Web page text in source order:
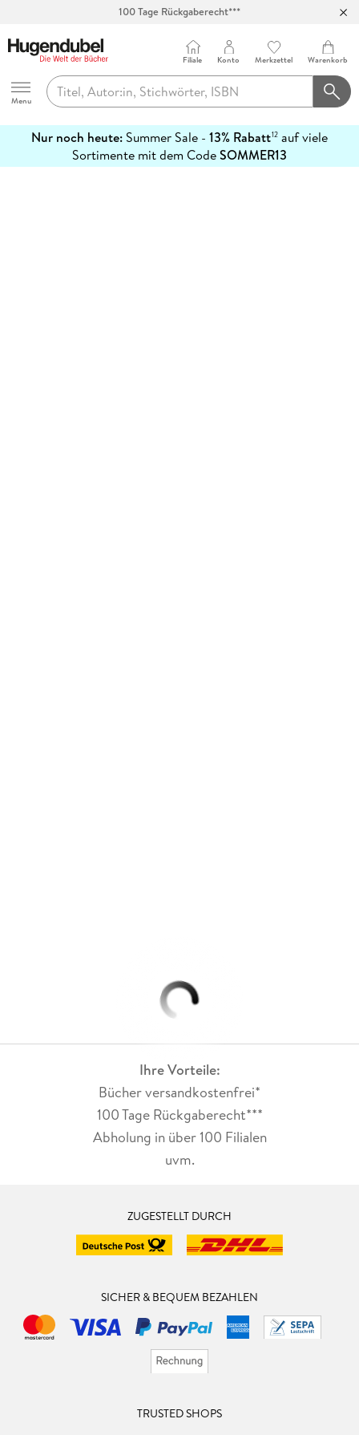
100 Tage Rückgaberecht***
Hugendubel
Menu
Filiale Konto Merkzettel Warenkorb
Nur noch heute: Summer Sale - 13% Rabatt12 auf viele
Sortimente mit dem CodeSOMMER13
erfahren
Ihre Vorteile:
Bücher versandkostenfrei*
100 Tage Rückgaberecht***
Abholung in über 100 Filialen
uvm.
ZUGESTELLT DURCH
SICHER & BEQUEM BEZAHLEN
TRUSTED SHOPS